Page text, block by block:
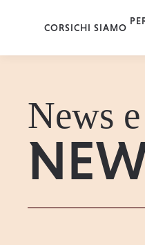
CORSICHI SIAMO
News